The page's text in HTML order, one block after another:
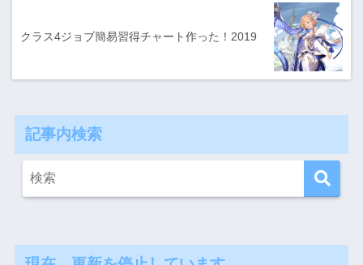
クラス4ジョブ簡易習得チャート作った！2019
記事内検索